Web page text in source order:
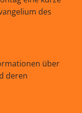
des
über
deren